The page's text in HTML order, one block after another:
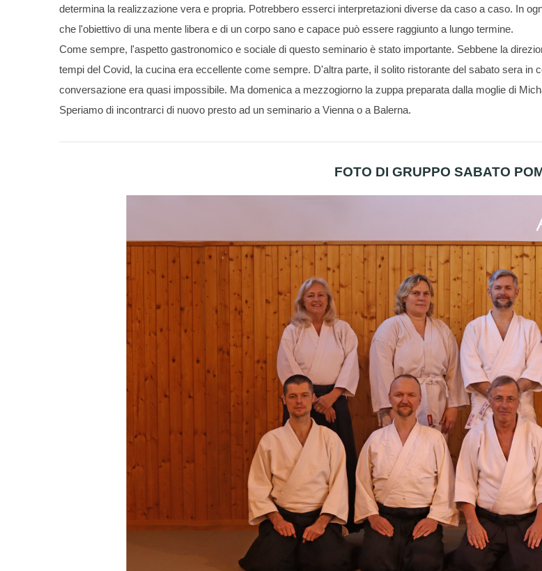
determina la realizzazione vera e propria. Potrebbero esserci interpretazioni diverse da caso a caso. In
che l'obiettivo di una mente libera e di un corpo sano e capace può essere raggiunto a lungo termine.
Come sempre, l'aspetto gastronomico e sociale di questo seminario è stato importante. Sebbene la
tempi del Covid, la cucina era eccellente come sempre. D'altra parte, il solito ristorante del sabato sera
conversazione era quasi impossibile. Ma domenica a mezzogiorno la zuppa preparata dalla moglie di
Speriamo di incontrarci di nuovo presto ad un seminario a Vienna o a Balerna.
FOTO DI GRUPPO SABATO